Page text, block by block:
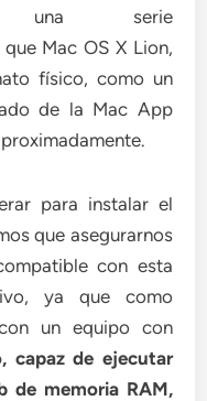
una serie
Mac OS X Lion,
físico, como un
de la Mac App
para instalar el
que asegurarnos
con esta
ya que como
un equipo con
capaz de ejecutar
de memoria RAM,